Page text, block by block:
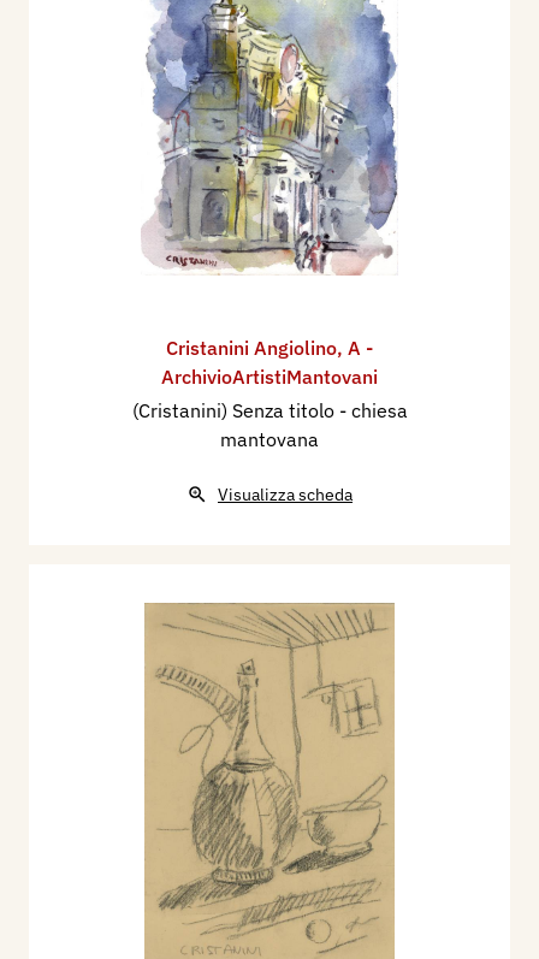
Cristanini Angiolino, A -
ArchivioArtistiMantovani
(Cristanini) Senza titolo - chiesa
mantovana
Visualizza scheda